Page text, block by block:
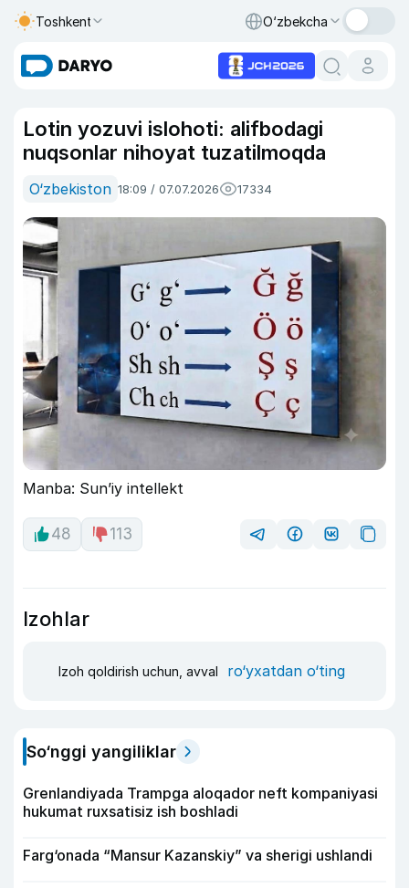
Toshkent O‘zbekcha
Lotin yozuvi islohoti: alifbodagi
nuqsonlar nihoyat tuzatilmoqda
O‘zbekiston 18:09 / 07.07.2026 17334
Manba: Sun’iy intellekt
48 113
Izohlar
Izoh qoldirish uchun, avval ro‘yxatdan o‘ting
So‘nggi yangiliklar
Grenlandiyada Trampga aloqador neft kompaniyasi
hukumat ruxsatisiz ish boshladi
Farg‘onada “Mansur Kazanskiy” va sherigi ushlandi